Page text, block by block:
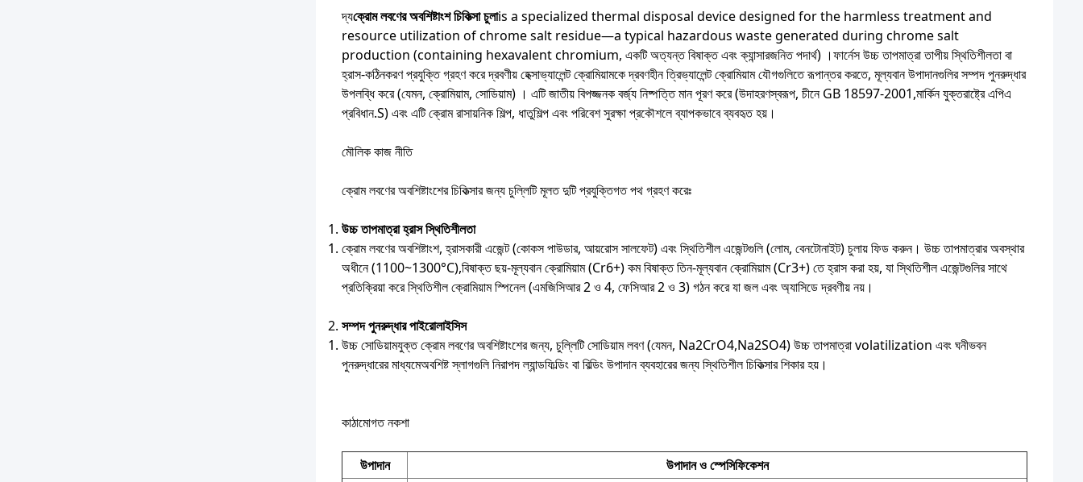
দ্যক্রোম লবণের অবশিষ্টাংশ চিকিত্সা চুলাis a specialized thermal disposal device designed for the harmless treatment and
resource utilization of chrome salt residue—a typical hazardous waste generated during chrome salt
production (containing hexavalent chromium, একটি অত্যন্ত বিষাক্ত এবং ক্যান্সারজনিত পদার্থ) ।ফার্নেস উচ্চ তাপমাত্রা তাপীয় স্থিতিশীলতা বা
হ্রাস-কঠিনকরণ প্রযুক্তি গ্রহণ করে দ্রবণীয় হেক্সাভ্যালেন্ট ক্রোমিয়ামকে দ্রবণহীন ত্রিভ্যালেন্ট ক্রোমিয়াম যৌগগুলিতে রূপান্তর করতে, মূল্যবান উপাদানগুলির সম্পদ পুনরুদ্ধার
উপলব্ধি করে (যেমন, ক্রোমিয়াম, সোডিয়াম) । এটি জাতীয় বিপজ্জনক বর্জ্য নিষ্পত্তি মান পূরণ করে (উদাহরণস্বরূপ, চীনে GB 18597-2001,মার্কিন যুক্তরাষ্ট্রে এপিএ
প্রবিধান.S) এবং এটি ক্রোম রাসায়নিক শিল্প, ধাতুশিল্প এবং পরিবেশ সুরক্ষা প্রকৌশলে ব্যাপকভাবে ব্যবহৃত হয়।
মৌলিক কাজ নীতি
ক্রোম লবণের অবশিষ্টাংশের চিকিত্সার জন্য চুল্লিটি মূলত দুটি প্রযুক্তিগত পথ গ্রহণ করেঃ
উচ্চ তাপমাত্রা হ্রাস স্থিতিশীলতা
ক্রোম লবণের অবশিষ্টাংশ, হ্রাসকারী এজেন্ট (কোকস পাউডার, আয়রোস সালফেট) এবং স্থিতিশীল এজেন্টগুলি (লোম, বেনটোনাইট) চুলায় ফিড করুন। উচ্চ তাপমাত্রার অবস্থার
অধীনে (1100~1300°C),বিষাক্ত ছয়-মূল্যবান ক্রোমিয়াম (Cr6+) কম বিষাক্ত তিন-মূল্যবান ক্রোমিয়াম (Cr3+) তে হ্রাস করা হয়, যা স্থিতিশীল এজেন্টগুলির সাথে
প্রতিক্রিয়া করে স্থিতিশীল ক্রোমিয়াম স্পিনেল (এমজিসিআর 2 ও 4, ফেসিআর 2 ও 3) গঠন করে যা জল এবং অ্যাসিডে দ্রবণীয় নয়।
সম্পদ পুনরুদ্ধার পাইরোলাইসিস
উচ্চ সোডিয়ামযুক্ত ক্রোম লবণের অবশিষ্টাংশের জন্য, চুল্লিটি সোডিয়াম লবণ (যেমন, Na2CrO4,Na2SO4) উচ্চ তাপমাত্রা volatilization এবং ঘনীভবন
পুনরুদ্ধারের মাধ্যমেঅবশিষ্ট স্লাগগুলি নিরাপদ ল্যান্ডফিল্ডিং বা বিল্ডিং উপাদান ব্যবহারের জন্য স্থিতিশীল চিকিত্সার শিকার হয়।
কাঠামোগত নকশা
উপাদান উপাদান ও স্পেসিফিকেশন